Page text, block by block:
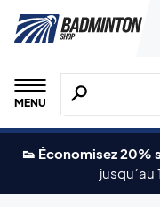
MENU
Recherche
👟 Économisez 20%
jusqu´au